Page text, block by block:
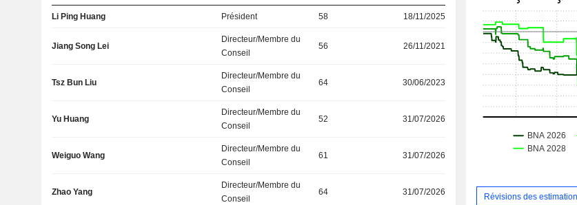
Li Ping Huang Président 58 18/11/2025
Jiang Song Lei
Directeur/Membre du
Conseil
56 26/11/2021
Tsz Bun Liu
Directeur/Membre du
Conseil
64 30/06/2023
Yu Huang
Directeur/Membre du
Conseil
52 31/07/2026
Weiguo Wang
Directeur/Membre du
Conseil
61 31/07/2026
Zhao Yang
Directeur/Membre du
Conseil
64 31/07/2026 Révisions des